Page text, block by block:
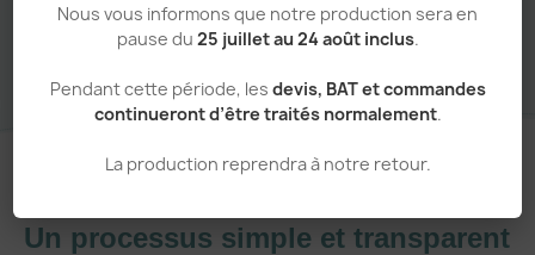
Nous vous informons que notre production sera en
pause du 25 juillet au 24 août inclus.
Pendant cette période, les devis, BAT et commandes
continueront d’être traités normalement.
La production reprendra à notre retour.
Un processus simple et transparent